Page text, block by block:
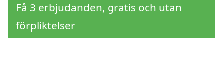
Få 3 erbjudanden, gratis och utan
förpliktelser